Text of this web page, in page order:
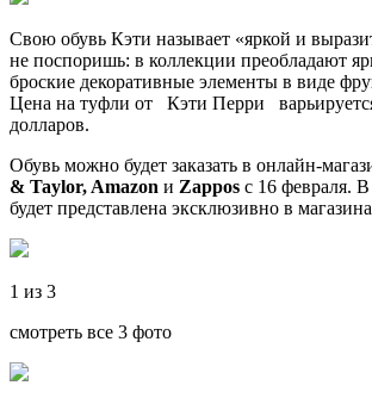
Свою обувь Кэти называет «яркой и
не поспоришь: в коллекции преобладают
броские декоративные элементы в виде
Цена на туфли от Кэти Перри
долларов.
Обувь можно будет заказать в онлайн-
& Taylor, Amazon и Zappos с 16 февраля.
будет представлена эксклюзивно в
1 из 3
смотреть все 3 фото